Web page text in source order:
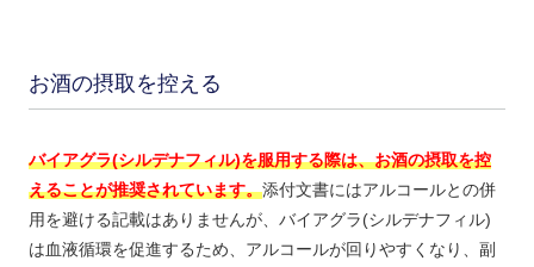
お酒の摂取を控える
バイアグラ(シルデナフィル)を服用する際は、お酒の摂取を控
えることが推奨されています。添付文書にはアルコールとの併
用を避ける記載はありませんが、バイアグラ(シルデナフィル)
は血液循環を促進するため、アルコールが回りやすくなり、副